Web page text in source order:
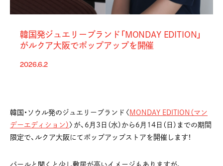
韓国発ジュエリーブランド「MONDAY EDITION」
がルクア大阪でポップアップを開催
2026.6.2
韓国・ソウル発のジュエリーブランド〈 MONDAY EDITION（マン
デーエディション） 〉が、6月3日（水）から6月14日（日）までの期間
限定で、ルクア大阪にてポップアップストアを開催します！